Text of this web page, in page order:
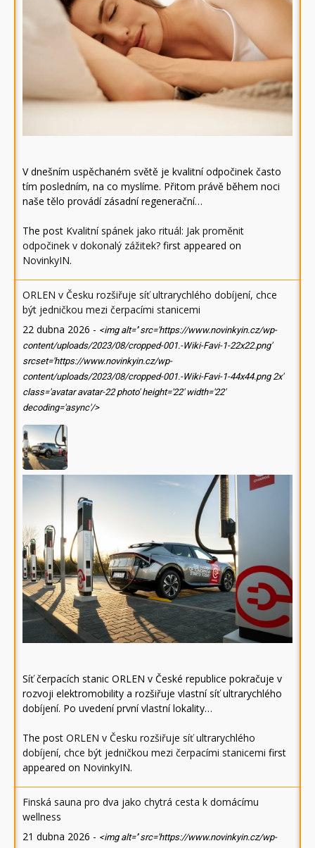
V dnešním uspěchaném světě je kvalitní odpočinek často
tím posledním, na co myslíme. Přitom právě během noci
naše tělo provádí zásadní regenerační…
The post Kvalitní spánek jako rituál: Jak proměnit
odpočinek v dokonalý zážitek? first appeared on
NovinkyIN.
ORLEN v Česku rozšiřuje síť ultrarychlého dobíjení, chce
být jedničkou mezi čerpacími stanicemi
22 dubna 2026 - <img alt='' src='https://www.novinkyin.cz/wp-
content/uploads/2023/08/cropped-001.-Wiki-Favi-1-22x22.png'
srcset='https://www.novinkyin.cz/wp-
content/uploads/2023/08/cropped-001.-Wiki-Favi-1-44x44.png 2x'
class='avatar avatar-22 photo' height='22' width='22'
decoding='async'/>
Síť čerpacích stanic ORLEN v České republice pokračuje v
rozvoji elektromobility a rozšiřuje vlastní síť ultrarychlého
dobíjení. Po uvedení první vlastní lokality…
The post ORLEN v Česku rozšiřuje síť ultrarychlého
dobíjení, chce být jedničkou mezi čerpacími stanicemi first
appeared on NovinkyIN.
Finská sauna pro dva jako chytrá cesta k domácímu
wellness
21 dubna 2026 - <img alt='' src='https://www.novinkyin.cz/wp-